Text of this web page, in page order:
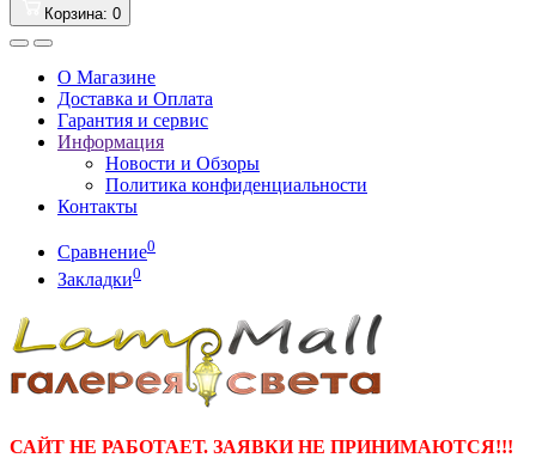
Корзина: 0
О Магазине
Доставка и Оплата
Гарантия и сервис
Информация
Новости и Обзоры
Политика конфиденциальности
Контакты
Сравнение0
Закладки0
САЙТ НЕ РАБОТАЕТ. ЗАЯВКИ НЕ ПРИНИМАЮТСЯ!!!